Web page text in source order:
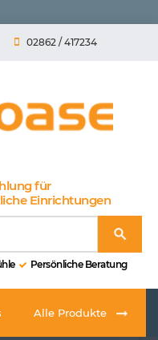
02862 / 417234
für
Einrichtungen
Persönliche Beratung
Alle Produkte